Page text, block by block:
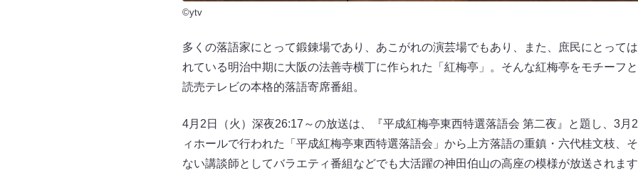
©ytv
多くの落語家にとって鍛錬場であり、あこがれの演芸場でもあり、また、庶民にとって
れている明治中期に大阪の法善寺横丁に作られた「紅梅亭」。そんな紅梅亭をモチーフ
読売テレビの本格的落語寄席番組。
4月2日（火）深夜26:17～の放送は、『平成紅梅亭東西特選落語会 第二夜』と題し、3月
ィホールで行われた「平成紅梅亭東西特選落語会」から上方落語の重鎮・六代桂文枝、
ない講談師としてバラエティ番組などでも大活躍の神田伯山の高座の模様が放送されま